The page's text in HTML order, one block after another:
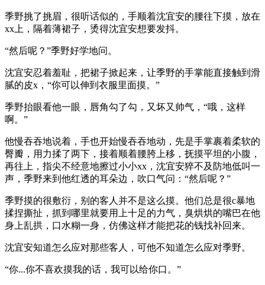
季野挑了挑眉，很听话似的，手顺着沈宜安的腰往下摸，放在
xx上，隔着薄裙子，烫得沈宜安想要发抖。
“然后呢？”季野好学地问。
沈宜安忍着羞耻，把裙子掀起来，让季野的手掌能直接触到滑
腻的皮x，“你可以伸到衣服里面摸。”
季野抬眼看他一眼，唇角勾了勾，又坏又帅气，“哦，这样
啊。”
他慢吞吞地说着，手也开始慢吞吞地动，先是手掌裹着柔软的
臀瓣，用力揉了两下，接着顺着腰胯上移，抚摸平坦的小腹，
再往上，指尖不经意地擦过小小xx，沈宜安猝不及防地低叫一
声，季野来到他红透的耳朵边，吹口气问：“然后呢？”
季野摸的很敷衍，别的客人并不是这么摸。他们总是很c暴地
揉捏撕扯，抓到哪里就要用上十足的力气，臭烘烘的嘴巴在他
身上乱拱，口水糊一身，仿佛这样才能把花的钱找补回来。
沈宜安知道怎么应对那些客人，可他不知道怎么应对季野。
“你...你不喜欢摸我的话，我可以给你口。”